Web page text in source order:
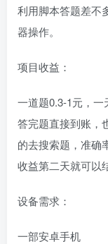
利用脚本答题差不
器操作。
项目收益：
一道题0.3-1元，一
答完题直接到账，
的去搜索题，准确
收益第二天就可以
设备需求：
一部安卓手机